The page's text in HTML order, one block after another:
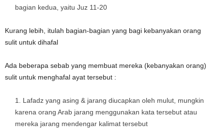
bagian kedua, yaitu Juz 11-20
Kurang lebih, itulah bagian-bagian yang bagi kebanyakan orang
sulit untuk dihafal
Ada beberapa sebab yang membuat mereka (kebanyakan orang)
sulit untuk menghafal ayat tersebut :
Lafadz yang asing & jarang diucapkan oleh mulut, mungkin
karena orang Arab jarang menggunakan kata tersebut atau
mereka jarang mendengar kalimat tersebut